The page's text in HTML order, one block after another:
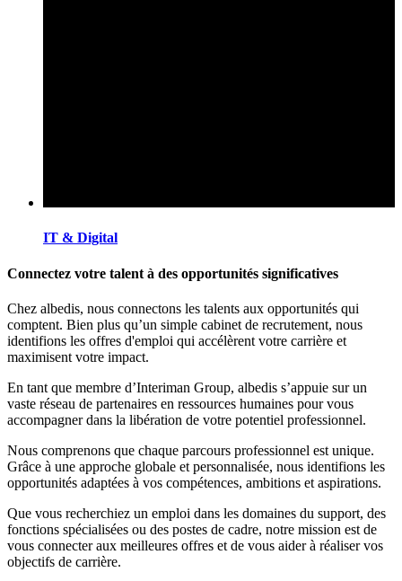
IT & Digital
Connectez votre talent à des opportunités significatives
Chez albedis, nous connectons les talents aux opportunités qui
comptent. Bien plus qu’un simple cabinet de recrutement, nous
identifions les offres d'emploi qui accélèrent votre carrière et
maximisent votre impact.
En tant que membre d’Interiman Group, albedis s’appuie sur un
vaste réseau de partenaires en ressources humaines pour vous
accompagner dans la libération de votre potentiel professionnel.
Nous comprenons que chaque parcours professionnel est unique.
Grâce à une approche globale et personnalisée, nous identifions les
opportunités adaptées à vos compétences, ambitions et aspirations.
Que vous recherchiez un emploi dans les domaines du support, des
fonctions spécialisées ou des postes de cadre, notre mission est de
vous connecter aux meilleures offres et de vous aider à réaliser vos
objectifs de carrière.